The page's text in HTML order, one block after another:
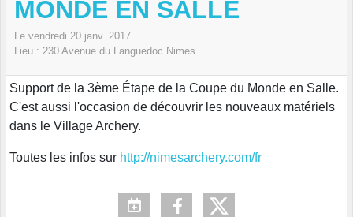
MONDE EN SALLE
Le vendredi 20 janv. 2017
Lieu : 230 Avenue du Languedoc Nimes
Support de la 3ème Étape de la Coupe du Monde en Salle.
C'est aussi l'occasion de découvrir les nouveaux matériels
dans le Village Archery.
Toutes les infos sur http://nimesarchery.com/fr